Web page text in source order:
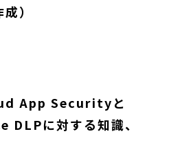
）
App Securityと
に対する知識、